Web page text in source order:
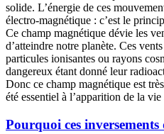
solide. L’énergie de ces
électro-magnétique : c’est le
Ce champ magnétique dévie les
d’atteindre notre planète. Ces
particules ionisantes ou rayons
dangereux étant donné leur
Donc ce champ magnétique est
été essentiel à l’apparition de la vie
Pourquoi ces inversements